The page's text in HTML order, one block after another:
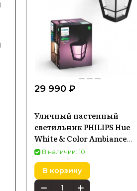
29 990 ₽
Уличный настенный
светильник PHILIPS Hue
White & Color Ambiance
Econic черный 1744030P7
В наличии: 10
В корзину